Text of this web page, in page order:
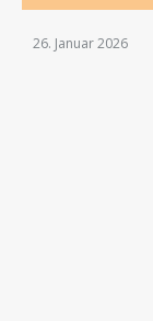
26. Januar 2026